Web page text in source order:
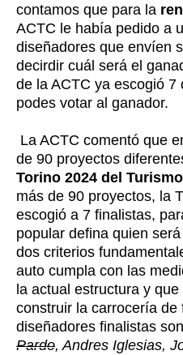
contamos que para la
ACTC le había pedido a
diseñadores que envíen
decirdir cuál será el
de la ACTC ya escogió
podes votar al ganador.
La ACTC comentó que
de 90 proyectos
Torino 2024 del
más de 90 proyectos, la
escogió a 7 finalistas,
popular defina quien
dos criterios
auto cumpla con las
la actual estructura y
construir la carrocería
diseñadores finalistas son
Pardo, Andres Iglesias,